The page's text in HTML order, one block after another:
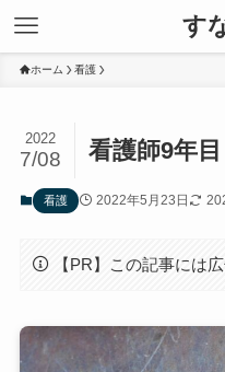
す
ホーム 看護
看護師9年目
2022
7/08
看護 2022年5月23日
【PR】この記事には